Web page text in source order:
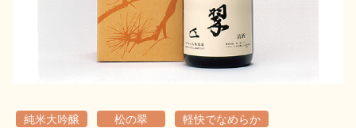
地酒解体新書
純米大吟醸 松の翠
軽快でなめらか